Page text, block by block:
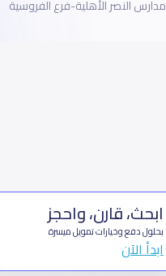
مدارس النصر الأهلية-فرع الفروسية
ابحث، قارن، واحجز
بحلول دفع وخيارات تمويل ميسرة
ابدأ الآن